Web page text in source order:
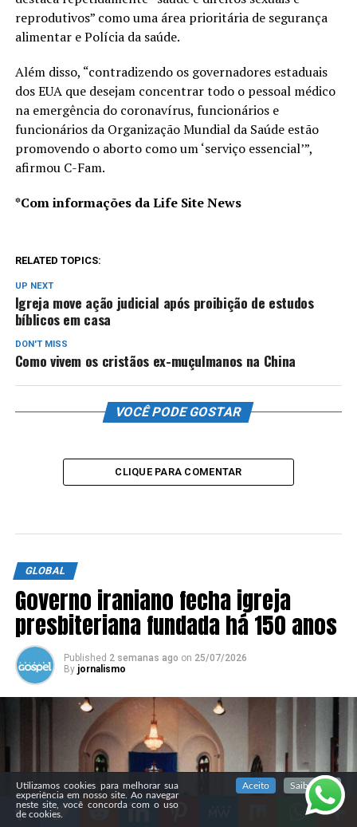
SIGA NOSSAS REDES SOCIAIS
reprodutivos” como uma área prioritária de segurança
alimentar e Polícia da saúde.
Além disso, “contradizendo os governadores estaduais
dos EUA que desejam concentrar todo o pessoal médico
na emergência do coronavírus, funcionários e
funcionários da Organização Mundial da Saúde estão
promovendo o aborto como um ‘serviço essencial’”,
afirmou C-Fam.
*Com informações da Life Site News
RELATED TOPICS:
UP NEXT
Igreja move ação judicial após proibição de estudos
bíblicos em casa
DON'T MISS
Como vivem os cristãos ex-muçulmanos na China
VOCÊ PODE GOSTAR
CLIQUE PARA COMENTAR
GLOBAL
Governo iraniano fecha igreja
presbiteriana fundada há 150 anos
Published 2 semanas ago on 25/07/2026
By jornalismo
Utilizamos cookies para melhorar sua
experiência em nosso site. Ao navegar
neste site, você concorda com o uso
de cookies.
Aceito Saiba mais